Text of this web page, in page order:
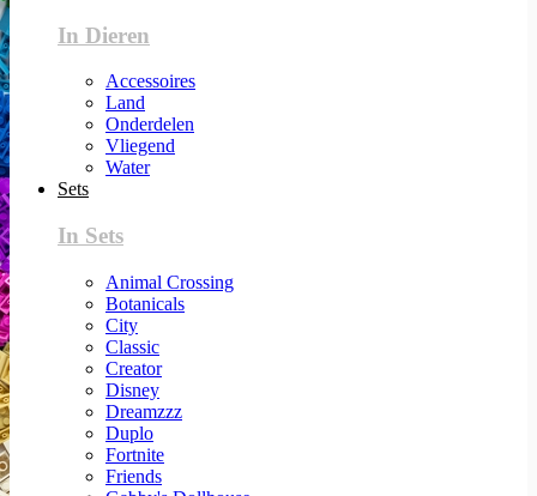
In Dieren
Accessoires
Land
Onderdelen
Vliegend
Water
Sets
In Sets
Animal Crossing
Botanicals
City
Classic
Creator
Disney
Dreamzzz
Duplo
Fortnite
Friends